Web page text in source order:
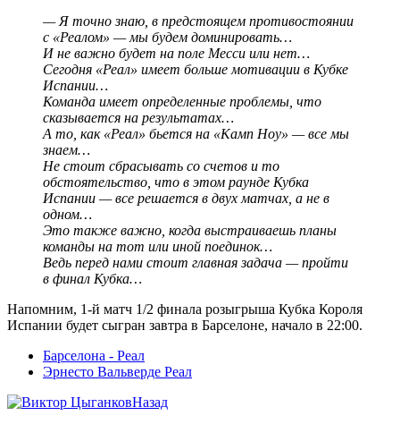
— Я точно знаю, в предстоящем противостоянии
с «Реалом» — мы будем доминировать…
И не важно будет на поле Месси или нет…
Сегодня «Реал» имеет больше мотивации в Кубке
Испании…
Команда имеет определенные проблемы, что
сказывается на результатах…
А то, как «Реал» бьется на «Камп Ноу» — все мы
знаем…
Не стоит сбрасывать со счетов и то
обстоятельство, что в этом раунде Кубка
Испании — все решается в двух матчах, а не в
одном…
Это также важно, когда выстраиваешь планы
команды на тот или иной поединок…
Ведь перед нами стоит главная задача — пройти
в финал Кубка…
Напомним, 1-й матч 1/2 финала розыгрыша Кубка Короля
Испании будет сыгран завтра в Барселоне, начало в 22:00.
Барселона - Реал
Эрнесто Вальверде Реал
Назад